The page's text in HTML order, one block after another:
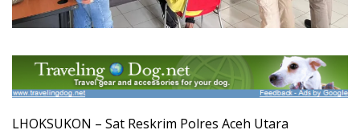
LHOKSUKON – Sat Reskrim Polres Aceh Utara